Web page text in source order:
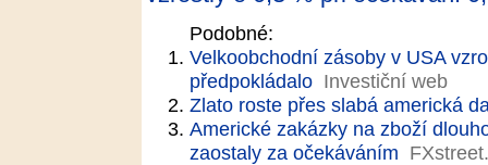
Podobné:
Velkoobchodní zásoby v USA
předpokládalo Investiční web
Zlato roste přes slabá americká
Americké zakázky na zboží
zaostaly za očekáváním